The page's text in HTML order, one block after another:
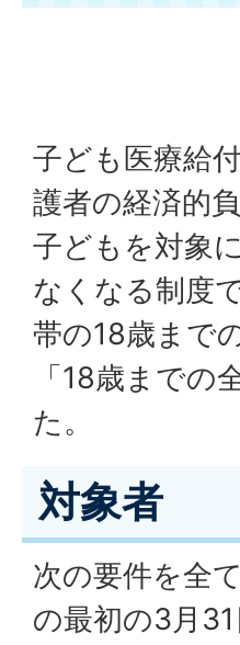
子ども医療給
護者の経済的
子どもを対象
なくなる制度
帯の18歳まで
「18歳まで
た。
対象者
次の要件を全
の最初の3月